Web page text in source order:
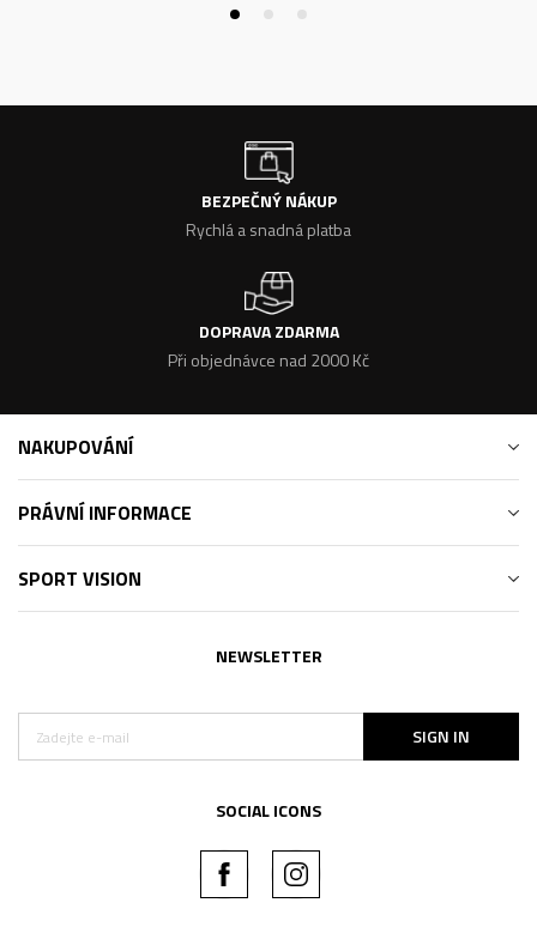
BEZPEČNÝ NÁKUP
Rychlá a snadná platba
DOPRAVA ZDARMA
Při objednávce nad 2000 Kč
NAKUPOVÁNÍ
PRÁVNÍ INFORMACE
SPORT VISION
NEWSLETTER
SIGN IN
SOCIAL ICONS